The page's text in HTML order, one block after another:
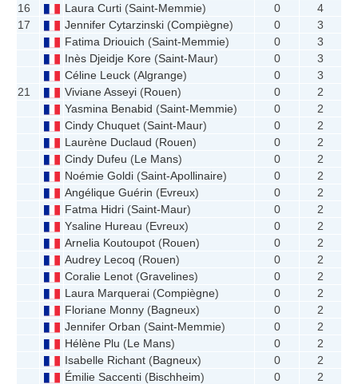
16
Laura Curti (Saint-Memmie) 0
4
17
Jennifer Cytarzinski (Compiègne) 0
3
Fatima Driouich (Saint-Memmie) 0
3
Inès Djeidje Kore (Saint-Maur) 0
3
Céline Leuck (Algrange) 0
3
21
Viviane Asseyi (Rouen) 0
2
Yasmina Benabid (Saint-Memmie) 0
2
Cindy Chuquet (Saint-Maur) 0
2
Laurène Duclaud (Rouen) 0
2
Cindy Dufeu (Le Mans) 0
2
Noémie Goldi (Saint-Apollinaire) 0
2
Angélique Guérin (Evreux) 0
2
Fatma Hidri (Saint-Maur) 0
2
Ysaline Hureau (Evreux) 0
2
Arnelia Koutoupot (Rouen) 0
2
Audrey Lecoq (Rouen) 0
2
Coralie Lenot (Gravelines) 0
2
Laura Marquerai (Compiègne) 0
2
Floriane Monny (Bagneux) 0
2
Jennifer Orban (Saint-Memmie) 0
2
Hélène Plu (Le Mans) 0
2
Isabelle Richant (Bagneux) 0
2
Émilie Saccenti (Bischheim) 0
2